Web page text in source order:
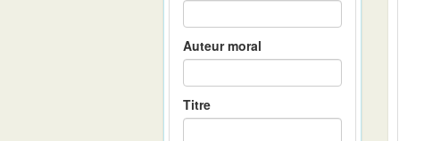
Auteur moral
Titre